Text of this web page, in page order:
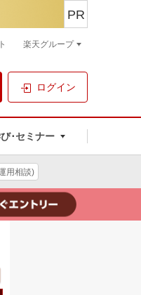
ログイン
･セミナー
PR
楽天グループ
用相談)